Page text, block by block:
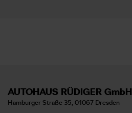
AUTOHAUS RÜDIGER GmbH
Hamburger Straße 35, 01067 Dresden